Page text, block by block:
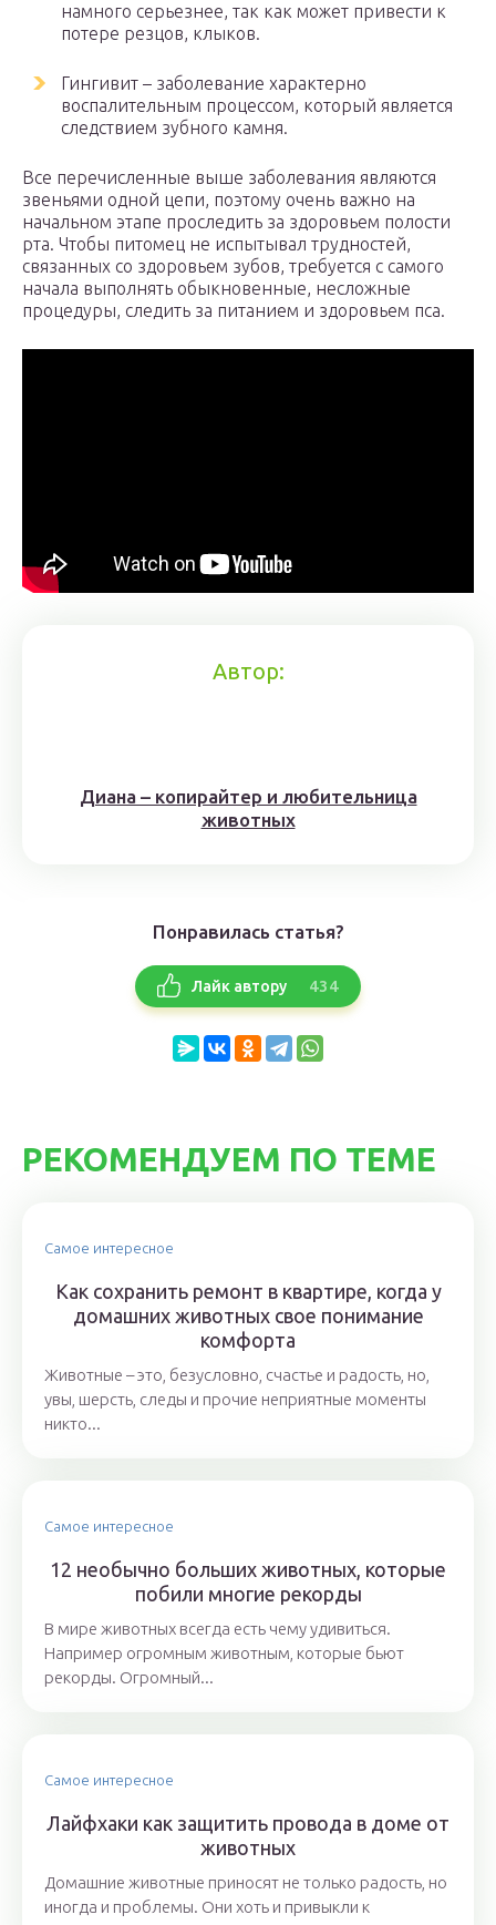
намного серьезнее, так как может привести к
потере резцов, клыков.
Гингивит – заболевание характерно
воспалительным процессом, который является
следствием зубного камня.
Все перечисленные выше заболевания являются
звеньями одной цепи, поэтому очень важно на
начальном этапе проследить за здоровьем полости
рта. Чтобы питомец не испытывал трудностей,
связанных со здоровьем зубов, требуется с самого
начала выполнять обыкновенные, несложные
процедуры, следить за питанием и здоровьем пса.
Автор:
Диана – копирайтер и любительница
животных
Понравилась статья?
Лайк автору 434
РЕКОМЕНДУЕМ ПО ТЕМЕ
Самое интересное
Как сохранить ремонт в квартире, когда у
домашних животных свое понимание
комфорта
Животные – это, безусловно, счастье и радость, но,
увы, шерсть, следы и прочие неприятные моменты
никто...
Самое интересное
12 необычно больших животных, которые
побили многие рекорды
В мире животных всегда есть чему удивиться.
Например огромным животным, которые бьют
рекорды. Огромный...
Самое интересное
Лайфхаки как защитить провода в доме от
животных
Домашние животные приносят не только радость, но
иногда и проблемы. Они хоть и привыкли к